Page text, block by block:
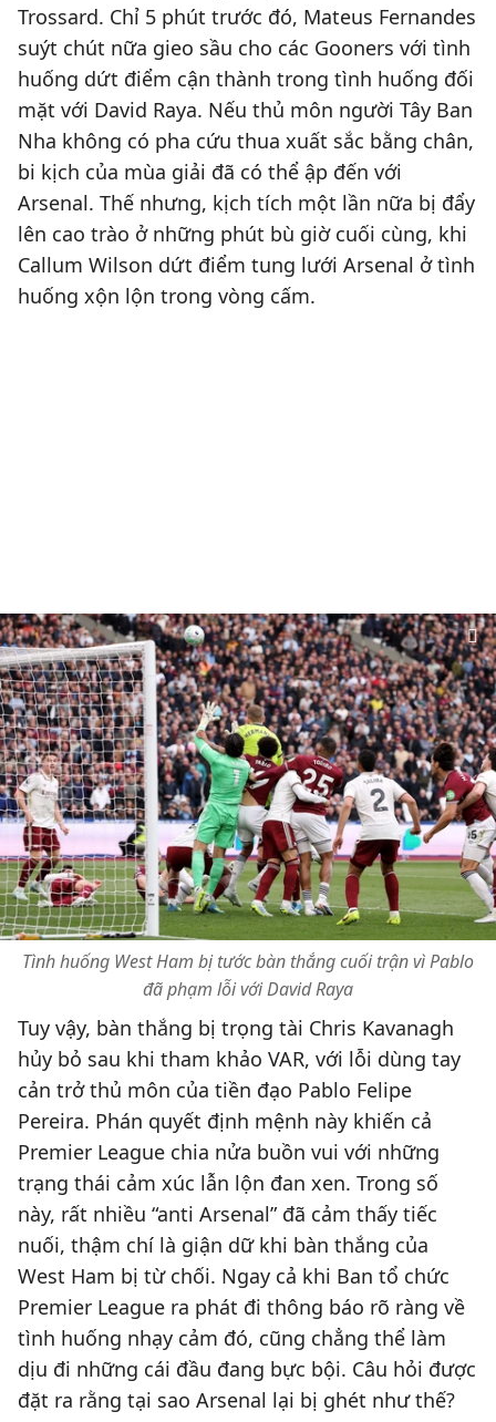
Trossard. Chỉ 5 phút trước đó, Mateus Fernandes
suýt chút nữa gieo sầu cho các Gooners với tình
huống dứt điểm cận thành trong tình huống đối
mặt với David Raya. Nếu thủ môn người Tây Ban
Nha không có pha cứu thua xuất sắc bằng chân,
bi kịch của mùa giải đã có thể ập đến với
Arsenal. Thế nhưng, kịch tích một lần nữa bị đẩy
lên cao trào ở những phút bù giờ cuối cùng, khi
Callum Wilson dứt điểm tung lưới Arsenal ở tình
huống xộn lộn trong vòng cấm.
Tình huống West Ham bị tước bàn thắng cuối trận vì Pablo
đã phạm lỗi với David Raya
Tuy vậy, bàn thắng bị trọng tài Chris Kavanagh
hủy bỏ sau khi tham khảo VAR, với lỗi dùng tay
cản trở thủ môn của tiền đạo Pablo Felipe
Pereira. Phán quyết định mệnh này khiến cả
Premier League chia nửa buồn vui với những
trạng thái cảm xúc lẫn lộn đan xen. Trong số
này, rất nhiều “anti Arsenal” đã cảm thấy tiếc
nuối, thậm chí là giận dữ khi bàn thắng của
West Ham bị từ chối. Ngay cả khi Ban tổ chức
Premier League ra phát đi thông báo rõ ràng về
tình huống nhạy cảm đó, cũng chẳng thể làm
dịu đi những cái đầu đang bực bội. Câu hỏi được
đặt ra rằng tại sao Arsenal lại bị ghét như thế?